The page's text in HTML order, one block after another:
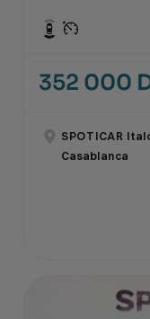
352 000
SPOTICAR
Casablanca